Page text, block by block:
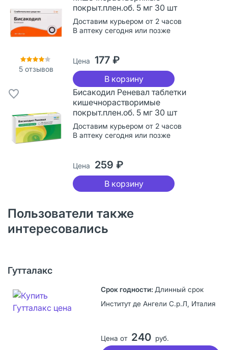
5 отзывов
покрыт.плен.об. 5 мг 30 шт
Доставим курьером от 2 часов
В аптеку сегодня или позже
Цена 177 ₽
В корзину
Бисакодил Реневал таблетки
кишечнорастворимые
покрыт.плен.об. 5 мг 30 шт
Доставим курьером от 2 часов
В аптеку сегодня или позже
Цена 259 ₽
В корзину
Пользователи также
интересовались
Гутталакс
Длинный срок
Институт де Ангели С.р.Л, Италия
Цена от 240 руб.